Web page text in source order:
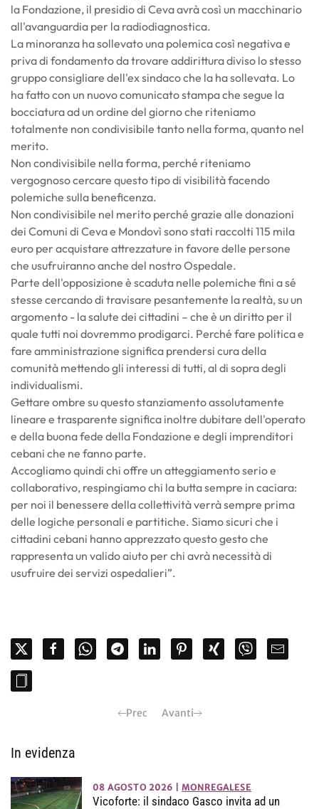
la Fondazione, il presidio di Ceva avrà così un macchinario
all'avanguardia per la radiodiagnostica.
La minoranza ha sollevato una polemica così negativa e
priva di fondamento da trovare addirittura diviso lo stesso
gruppo consigliare dell'ex sindaco che la ha sollevata. Lo
ha fatto con un nuovo comunicato stampa che segue la
bocciatura ad un ordine del giorno che riteniamo
totalmente non condivisibile tanto nella forma, quanto nel
merito.
Non condivisibile nella forma, perché riteniamo
vergognoso cercare questo tipo di visibilità facendo
polemiche sulla beneficenza.
Non condivisibile nel merito perché grazie alle donazioni
dei Comuni di Ceva e Mondovì sono stati raccolti 115 mila
euro per acquistare attrezzature in favore delle persone
che usufruiranno anche del nostro Ospedale.
Parte dell'opposizione è scaduta nelle polemiche fini a sé
stesse cercando di travisare pesantemente la realtà, su un
argomento - la salute dei cittadini – che è un diritto per il
quale tutti noi dovremmo prodigarci. Perché fare politica e
fare amministrazione significa prendersi cura della
comunità mettendo gli interessi di tutti, al di sopra degli
individualismi.
Gettare ombre su questo stanziamento assolutamente
lineare e trasparente significa inoltre dubitare dell'operato
e della buona fede della Fondazione e degli imprenditori
cebani che ne fanno parte.
Accogliamo quindi chi offre un atteggiamento serio e
collaborativo, respingiamo chi la butta sempre in caciara:
per noi il benessere della collettività verrà sempre prima
delle logiche personali e partitiche. Siamo sicuri che i
cittadini cebani hanno apprezzato questo gesto che
rappresenta un valido aiuto per chi avrà necessità di
usufruire dei servizi ospedalieri”.
Prec Avanti
In evidenza
08 AGOSTO 2026 MONREGALESE
Vicoforte: il sindaco Gasco invita ad un